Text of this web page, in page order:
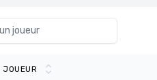
JOUEUR